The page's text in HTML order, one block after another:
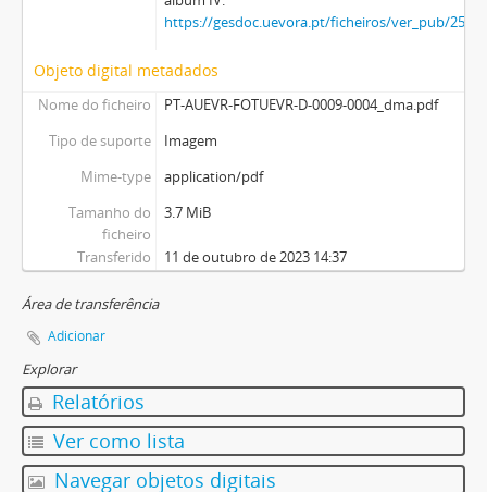
https://gesdoc.uevora.pt/ficheiros/ver_pub/
Objeto digital metadados
Nome do ficheiro
PT-AUEVR-FOTUEVR-D-0009-0004_dma.pdf
Tipo de suporte
Imagem
Mime-type
application/pdf
Tamanho do
ficheiro
3.7 MiB
Transferido 11 de outubro de 2023 14:37
Área de transferência
Adicionar
Explorar
Relatórios
Ver como lista
Navegar objetos digitais